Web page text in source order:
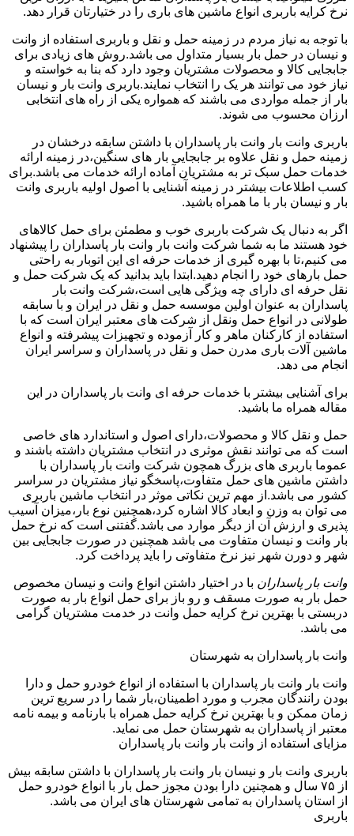
نرخ کرایه باربری انواع ماشین های باری را در ختیارتان قرار دهد.
با توجه به نیاز مردم در زمینه حمل و نقل و باربری استفاده از وانت
و نیسان در حمل بار بسیار متداول می باشد.روش های زیادی برای
جابجایی کالا و محصولات مشتریان وجود دارد که بنا به خواسته و
نیاز خود می توانند هر یک را انتخاب نمایند.باربری وانت بار و نیسان
بار از جمله مواردی می باشند که همواره یکی از راه های انتخابی
ارزان محسوب می شوند.
باربری وانت بار وانت بار پاسداران با داشتن سابقه درخشان در
زمینه حمل و نقل علاوه بر جابجایی بار های سنگین،در زمینه ارائه
خدمات حمل سبک تر به مشتریان آماده ارائه خدمات می باشد.برای
کسب اطلاعات بیشتر در زمینه آشنایی با اصول اولیه باربری وانت
بار و نیسان بار با ما همراه باشید.
اگر به دنبال یک شرکت باربری خوب و مطمئن برای حمل کالاهای
خود هستند ما به شما شرکت وانت بار وانت بار پاسداران را پیشنهاد
می کنیم،تا با بهره گیری از خدمات حرفه ای این اتوبار به راحتی
حمل بارهای خود را انجام دهید.ابتدا باید بدانید که یک شرکت حمل و
نقل حرفه ای دارای چه ویژگی هایی است،شرکت وانت بار
پاسداران به عنوان اولین موسسه حمل و نقل در ایران و با سابقه
طولانی در انواع حمل ونقل از شرکت های معتبر ایران است که با
استفاده از کارکنان ماهر و کار آزموده و تجهیزات پیشرفته و انواع
ماشین آلات باری مدرن حمل و نقل در پاسداران و سراسر ایران
انجام می دهد.
برای آشنایی بیشتر با خدمات حرفه ای وانت بار پاسداران در این
مقاله همراه ما باشید.
حمل و نقل کالا و محصولات،دارای اصول و استاندارد های خاصی
است که می توانند نقش موثری در انتخاب مشتریان داشته باشند و
عموما باربری های بزرگ همچون شرکت وانت بار پاسداران با
داشتن ماشین های حمل متفاوت،پاسخگو نیاز مشتریان در سراسر
کشور می باشد.از مهم ترین نکاتی موثر در انتخاب ماشین باربری
می توان به وزن و ابعاد کالا اشاره کرد،همچنین نوع بار،میزان آسیب
پذیری و ارزش آن از دیگر موارد می باشد.گفتنی است که نرخ حمل
بار وانت و نیسان متفاوت می باشد همچنین در صورت جابجایی بین
شهر و دورن شهر نیز نرخ متفاوتی را باید پرداخت کرد.
وانت بار پاسداران با در اختیار داشتن انواع وانت و نیسان مخصوص
حمل بار به صورت مسقف و رو باز برای حمل انواع بار به صورت
دربستی با بهترین نرخ کرایه حمل وانت در خدمت مشتریان گرامی
می باشد.
وانت بار پاسداران به شهرستان
وانت بار وانت بار پاسداران با استفاده از انواع خودرو حمل و دارا
بودن رانندگان مجرب و مورد اطمینان،بار شما را در سریع ترین
زمان ممکن و با بهترین نرخ کرایه حمل همراه با بارنامه و بیمه نامه
معتبر از پاسداران به شهرستان حمل می نماید.
مزایای استفاده از وانت بار وانت بار پاسداران
باربری وانت بار و نیسان بار وانت بار پاسداران با داشتن سابقه بیش
از ۷۵ سال و همچنین دارا بودن مجوز حمل بار با انواع خودرو حمل
از استان پاسداران به تمامی شهرستان های ایران می باشد.
باربری